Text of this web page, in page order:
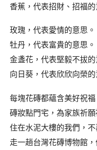
香蕉，代表招財、招福的
玫瑰，代表愛情的意思。
牡丹，代表富貴的意思。
金盞花，代表堅毅不拔的
向日葵，代表欣欣向榮的
每塊花磚都蘊含美好祝
磚妝點門宅，為家族祈
住在水泥大樓的我們，
走一趟台灣花磚博物館